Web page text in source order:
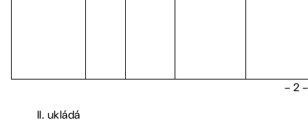
– 2 –
II. ukládá